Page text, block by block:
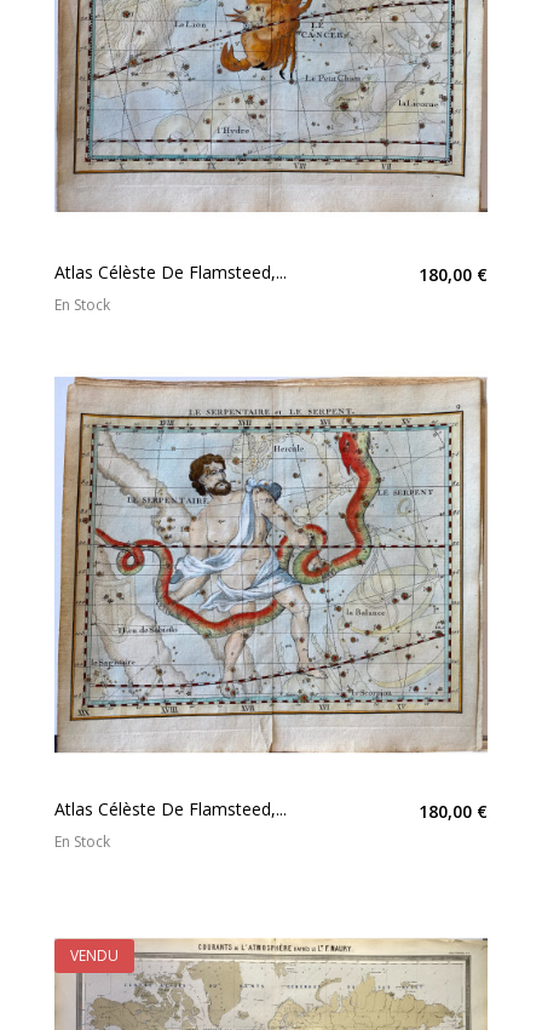
Atlas Célèste De Flamsteed,... 180,00 €
En Stock
Atlas Célèste De Flamsteed,... 180,00 €
En Stock
VENDU